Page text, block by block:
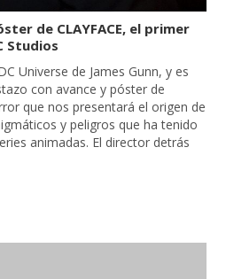
de CLAYFACE, el primer
Studios
Universe de James Gunn, y es
con avance y póster de
que nos presentará el origen de
y peligros que ha tenido
animadas. El director detrás